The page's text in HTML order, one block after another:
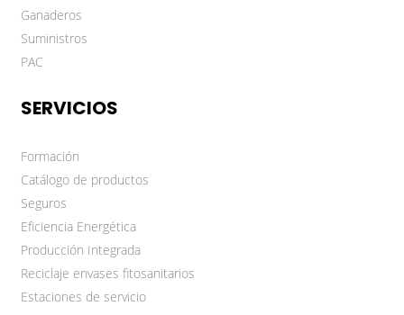
Ganaderos
Suministros
PAC
SERVICIOS
Formación
Catálogo de productos
Seguros
Eficiencia Energética
Producción Integrada
Reciclaje envases fitosanitarios
Estaciones de servicio